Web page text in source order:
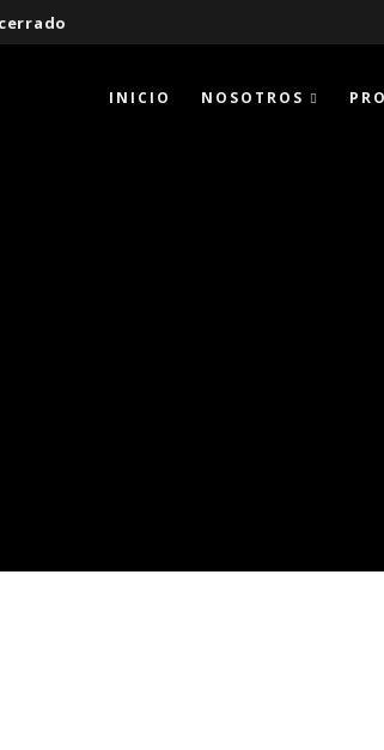
INICIO NOSOTROS